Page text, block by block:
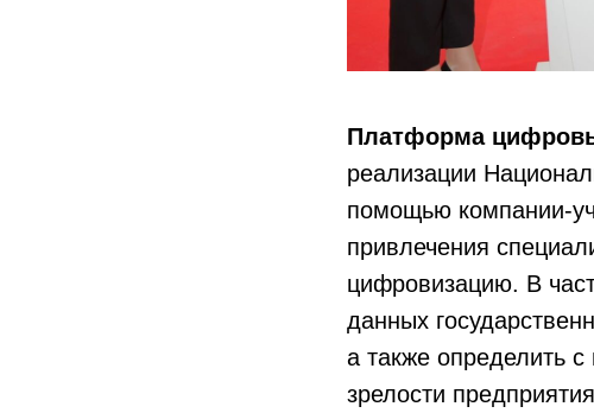
Платформа
реализации
помощью компании-
привлечения
цифровизацию. В
данных
а также определить
зрелости